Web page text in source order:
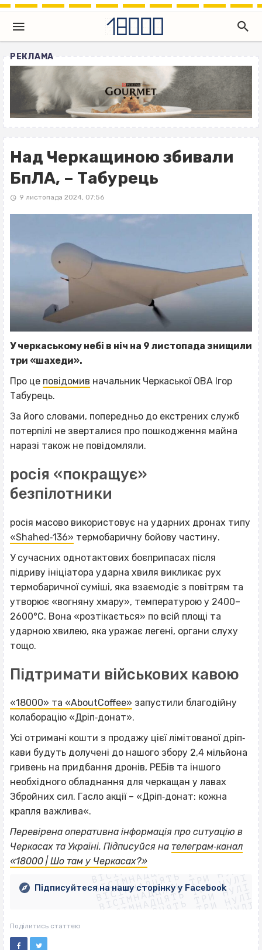
РЕКЛАМА
Над Черкащиною збивали
БпЛА, – Табурець
9 листопада 2024, 07:56
У черкаському небі в ніч на 9 листопада знищили
три «шахеди».
Про це повідомив начальник Черкаської ОВА Ігор
Табурець.
За його словами, попередньо до екстрених служб
потерпілі не зверталися про пошкодження майна
наразі також не повідомляли.
росія «покращує»
безпілотники
росія масово використовує на ударних дронах типу
«Shahed‐136» термобаричну бойову частину.
У сучасних однотактових боєприпасах після
підриву ініціатора ударна хвиля викликає рух
термобаричної суміші, яка взаємодіє з повітрям та
утворює «вогняну хмару», температурою у 2400–
2600°C. Вона «розтікається» по всій площі та
ударною хвилею, яка уражає легені, органи слуху
тощо.
Підтримати військових кавою
«18000» та «AboutCoffee» запустили благодійну
колаборацію «Дріп‐донат».
Усі отримані кошти з продажу цієї лімітованої дріп‐
кави будуть долучені до нашого збору 2,4 мільйона
гривень на придбання дронів, РЕБів та іншого
необхідного обладнання для черкащан у лавах
Збройних сил. Гасло акції – «Дріп‐донат: кожна
крапля важлива«.
Перевірена оперативна інформація про ситуацію в
Черкасах та Україні. Підписуйся на телеграм‐канал
«18000 | Шо там у Черкасах?»ВІСІМНАДЦЯТЬ ТРИ НУЛІ
ВІСІМНАДЦЯТЬ ТРИ НУЛІ
ВІСІМНАДЦЯТЬ ТРИ НУЛІ
ВІСІМНАДЦЯТЬ ТРИ НУЛІ
ВІСІМНАДЦЯТЬ ТРИ НУЛІ
ВІСІМНАДЦЯТЬ ТРИ НУЛІ
ВІСІМНАДЦЯТЬ ТРИ НУЛІ
ВІСІМНАДЦЯТЬ ТРИ НУЛІ
Підписуйтеся на нашу сторінку у Facebook
Поділитись статтею